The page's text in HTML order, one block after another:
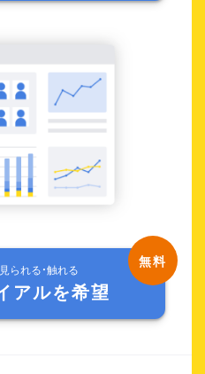
られる・触れる
アルを希望